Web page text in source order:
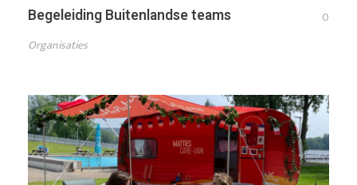
Begeleiding Buitenlandse teams
0
Organisaties